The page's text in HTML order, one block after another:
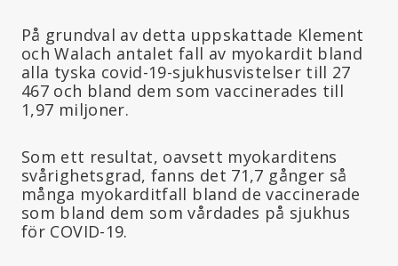
På grundval av detta uppskattade Klement
och Walach antalet fall av myokardit bland
alla tyska covid-19-sjukhusvistelser till 27
467 och bland dem som vaccinerades till
1,97 miljoner.
Som ett resultat, oavsett myokarditens
svårighetsgrad, fanns det 71,7 gånger så
många myokarditfall bland de vaccinerade
som bland dem som vårdades på sjukhus
för COVID-19.